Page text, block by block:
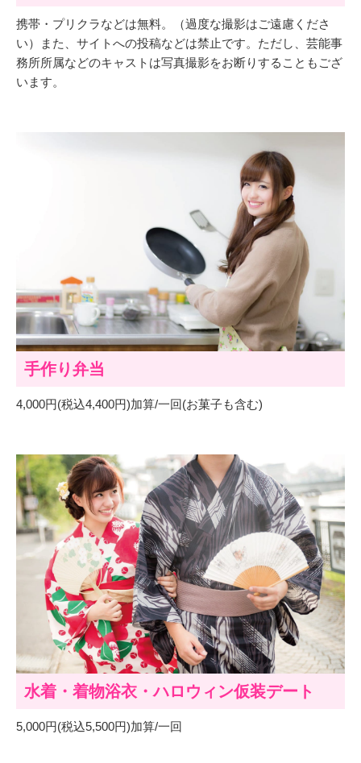
携帯・プリクラなどは無料。（過度な撮影はご遠慮くださ
い）また、サイトへの投稿などは禁止です。ただし、芸能事
務所所属などのキャストは写真撮影をお断りすることもござ
います。
手作り弁当
4,000円(税込4,400円)加算/一回(お菓子も含む)
水着・着物浴衣・ハロウィン仮装デート
5,000円(税込5,500円)加算/一回